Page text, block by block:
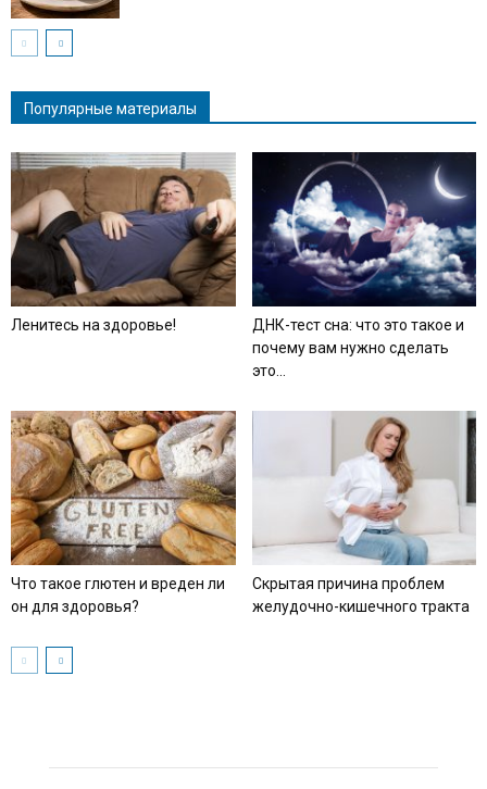
Популярные материалы
Ленитесь на здоровье!
ДНК-тест сна: что это такое и
почему вам нужно сделать
это...
Что такое глютен и вреден ли
он для здоровья?
Скрытая причина проблем
желудочно-кишечного тракта